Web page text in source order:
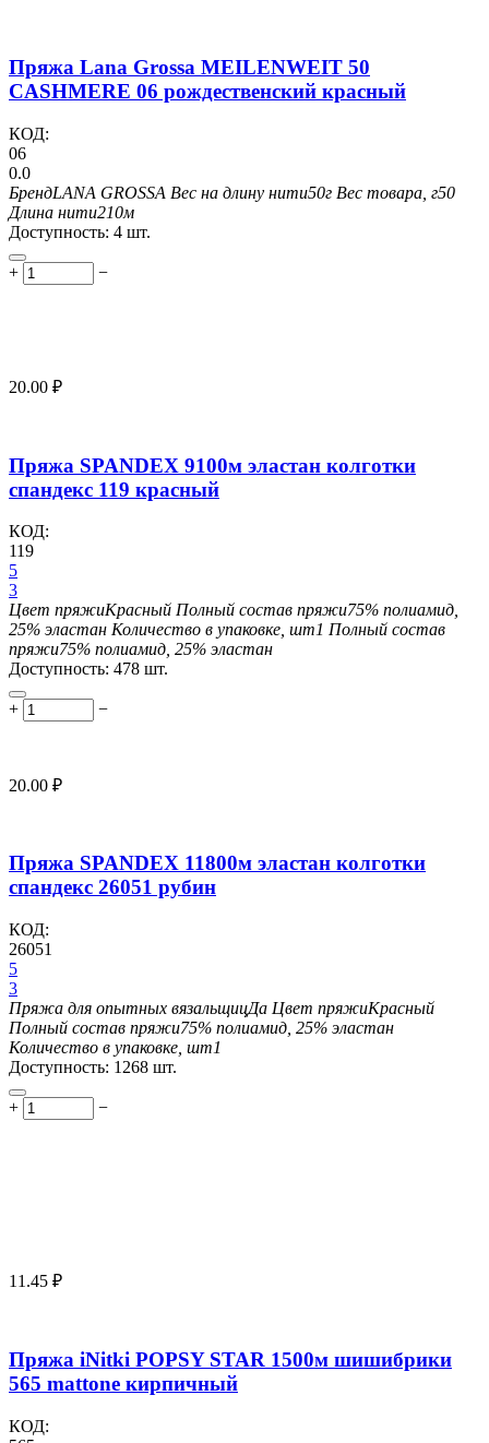
Пряжа Lana Grossa MEILENWEIT 50
CASHMERE 06 рождественский красный
КОД:
06
0.0
БрендLANA GROSSA Вес на длину нити50г Вес товара, г50
Длина нити210м
Доступность: 4 шт.
+ −
20.00 ₽
Пряжа SPANDEX 9100м эластан колготки
спандекс 119 красный
КОД:
119
5
3
Цвет пряжиКрасный Полный состав пряжи75% полиамид,
25% эластан Количество в упаковке, шт1 Полный состав
пряжи75% полиамид, 25% эластан
Доступность: 478 шт.
+ −
20.00 ₽
Пряжа SPANDEX 11800м эластан колготки
спандекс 26051 рубин
КОД:
26051
5
3
Пряжа для опытных вязальщицДа Цвет пряжиКрасный
Полный состав пряжи75% полиамид, 25% эластан
Количество в упаковке, шт1
Доступность: 1268 шт.
+ −
11.45 ₽
Пряжа iNitki POPSY STAR 1500м шишибрики
565 mattone кирпичный
КОД: